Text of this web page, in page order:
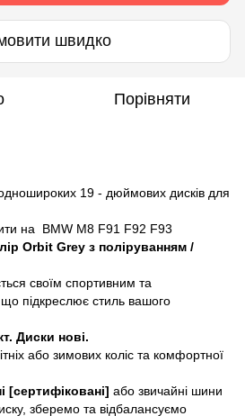
швидко
Порівняти
19 - дюймових дисків для
на BMW M8 F91 F92 F93
Orbit Grey з поліруванням /
своїм спортивним та
підкреслює стиль вашого
Диски нові.
або зимових коліс та комфортної
[сертифіковані] або звичайні шини
зберемо та відбалансуємо